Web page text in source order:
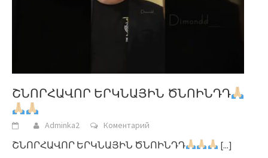
ՇՆՈՐՀԱՎՈՐ ԵՐԿՆԱՅԻՆ ԾՆՈԻՆԴԴ
Adminka2 Коментарий
ՇՆՈՐՀԱՎՈՐ ԵՐԿՆԱՅԻՆ ԾՆՈԻՆԴԴ [...]